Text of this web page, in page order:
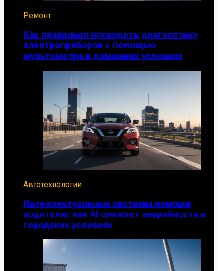
Ремонт
Как правильно проводить диагностику
электроприборов с помощью
мультиметра в домашних условиях
Автотехнологии
Интеллектуальные системы помощи
водителю: как AI снижает аварийность в
городских условиях